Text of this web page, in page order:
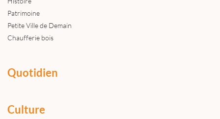
Patrimoine
Petite Ville de Demain
Chaufferie bois
Quotidien
Culture